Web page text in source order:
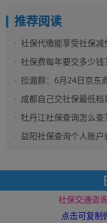
推荐阅读
社保代缴能享受社保减
社保费每年要交多少钱
捡漏群：6月24日京东
成都自己交社保最低档
牡丹江社保查询怎么查
益阳社保查询个人账户
社保资讯网
www.12333i.com ©2016
社保交通咨
点击可复制